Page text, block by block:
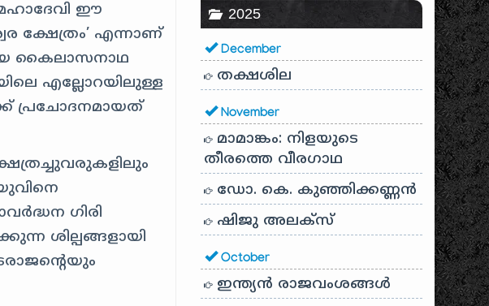
ഈ
ക്ഷേത്രം’ എന്നാണ്
കൈലാസനാഥ
എല്ലോറയിലുള്ള
പ്രചോദനമായത്
ഗിരി
ശില്പങ്ങളായി
2025
December
തക്ഷശില
November
മാമാങ്കം: നിളയുടെ
തീരത്തെ വീരഗാഥ
ഡോ. കെ. കുഞ്ഞിക്കണ്ണൻ
ഷിജു അലക്സ്
October
ഇന്ത്യൻ രാജവംശങ്ങൾ